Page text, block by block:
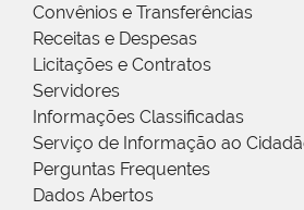
Convênios e Transferências
Receitas e Despesas
Licitações e Contratos
Servidores
Informações Classificadas
Serviço de Informação ao
Perguntas Frequentes
Dados Abertos